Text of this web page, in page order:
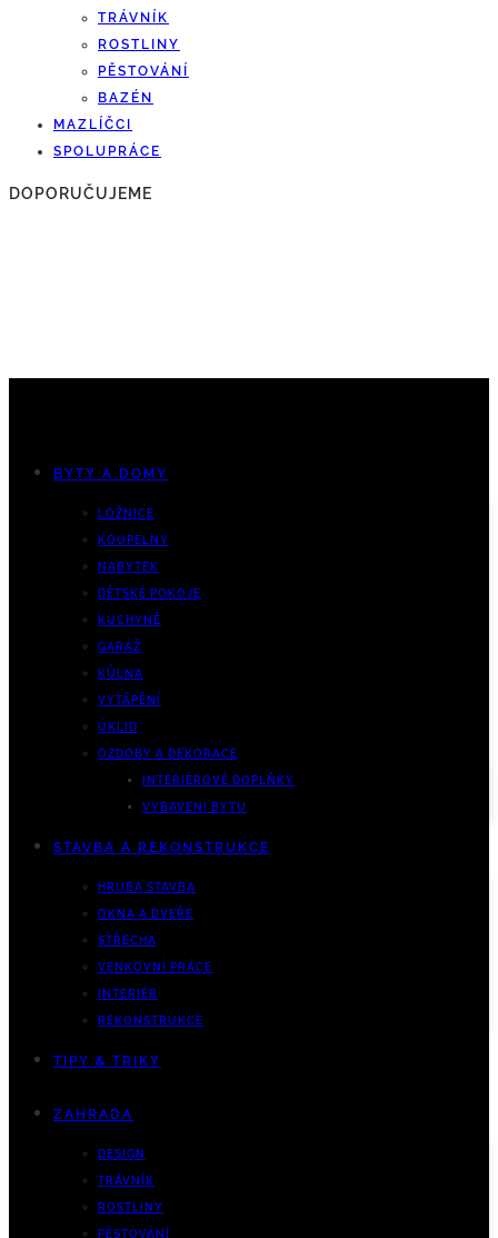
TRÁVNÍK
ROSTLINY
PĚSTOVÁNÍ
BAZÉN
MAZLÍČCI
SPOLUPRÁCE
DOPORUČUJEME
BYTY A DOMY
LOŽNICE
KOUPELNY
NÁBYTEK
DĚTSKÉ POKOJE
KUCHYNĚ
GARÁŽ
KŮLNA
VYTÁPĚNÍ
ÚKLID
OZDOBY A DEKORACE
INTERIÉROVÉ DOPLŇKY
VYBAVENÍ BYTU
STAVBA A REKONSTRUKCE
HRUBÁ STAVBA
OKNA A DVEŘE
STŘECHA
VENKOVNÍ PRÁCE
INTERIÉR
REKONSTRUKCE
TIPY & TRIKY
ZAHRADA
DESIGN
TRÁVNÍK
ROSTLINY
PĚSTOVÁNÍ